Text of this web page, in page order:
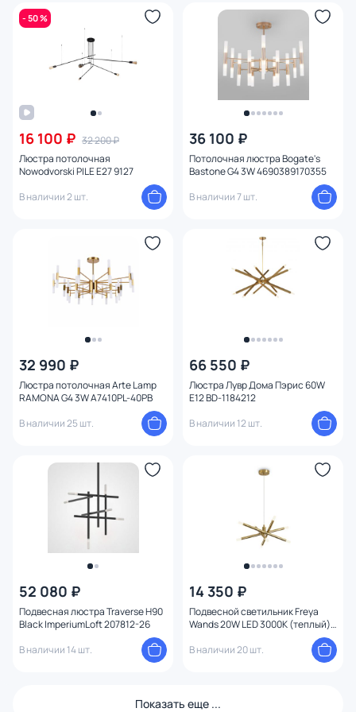
- 50 %
16 100 ₽ 32 200 ₽
Люстра потолочная
Nowodvorski PILE E27 9127
В наличии 2 шт.
36 100 ₽
Потолочная люстра Bogate's
Bastone G4 3W 4690389170355
В наличии 7 шт.
32 990 ₽
Люстра потолочная Arte Lamp
RAMONA G4 3W A7410PL-40PB
В наличии 25 шт.
66 550 ₽
Люстра Лувр Дома Пэрис 60W
E12 BD-1184212
В наличии 12 шт.
52 080 ₽
Подвесная люстра Traverse H90
Black ImperiumLoft 207812-26
В наличии 14 шт.
14 350 ₽
Подвесной светильник Freya
Wands 20W LED 3000К (теплый)
В наличии 20 шт.
Показать еще ...